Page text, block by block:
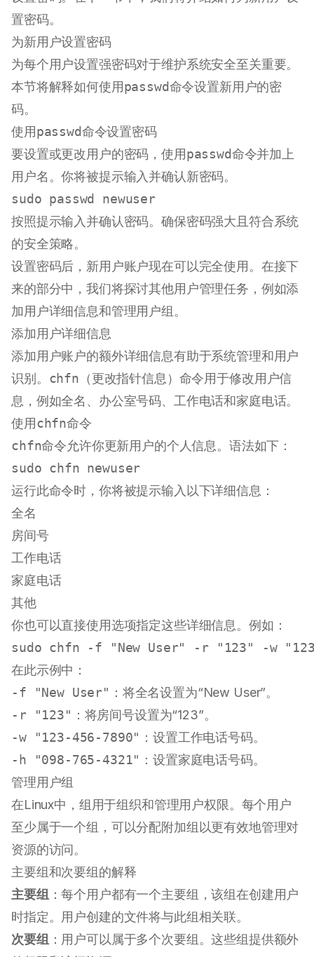
置密码。
为新用户设置密码
为每个用户设置强密码对于维护系统安全至关重要。
本节将解释如何使用passwd命令设置新用户的密
码。
使用passwd命令设置密码
要设置或更改用户的密码，使用passwd命令并加上
用户名。你将被提示输入并确认新密码。
sudo
passwd newuser
按照提示输入并确认密码。确保密码强大且符合系统
的安全策略。
设置密码后，新用户账户现在可以完全使用。在接下
来的部分中，我们将探讨其他用户管理任务，例如添
加用户详细信息和管理用户组。
添加用户详细信息
添加用户账户的额外详细信息有助于系统管理和用户
识别。 chfn （更改指针信息）命令用于修改用户信
息，例如全名、办公室号码、工作电话和家庭电话。
使用chfn命令
chfn命令允许你更新用户的个人信息。语法如下：
sudo
运行此命令时，你将被提示输入以下详细信息：
全名
房间号
工作电话
家庭电话
其他
你也可以直接使用选项指定这些详细信息。例如：
sudo chfn -f "New User" -r "123" -w
在此示例中：
-f "New User" ：将全名设置为“New User”。
-r "123" ：将房间号设置为“123”。
-w "123-456-7890" ：设置工作电话号码。
-h "098-765-4321" ：设置家庭电话号码。
管理用户组
在Linux中，组用于组织和管理用户权限。每个用户
至少属于一个组，可以分配附加组以更有效地管理对
资源的访问。
主要组和次要组的解释
主要组 ：每个用户都有一个主要组，该组在创建用户
时指定。用户创建的文件将与此组相关联。
次要组 ：用户可以属于多个次要组。这些组提供额外